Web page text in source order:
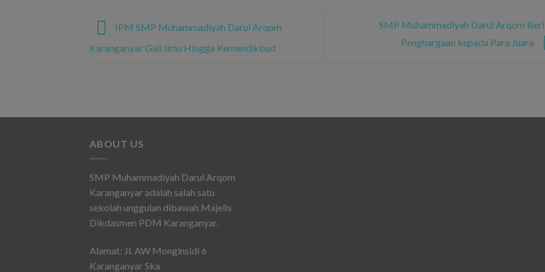
IPM SMP Muhammadiyah Darul Arqom
Karanganyar Gali Ilmu Hingga Kemendikbud
SMP Muhammadiyah Darul Arqom
Penghargaan kepada Para Juara
ABOUT US
SMP Muhammadiyah Darul Arqom
Karanganyar adalah salah satu
sekolah unggulan dibawah Majelis
Dikdasmen PDM Karanganyar.
Alamat: Jl. AW Monginsidi 6
Karanganyar Ska